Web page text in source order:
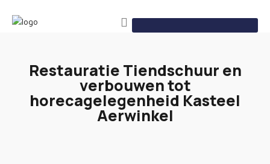
Restauratie Tiendschuur en
verbouwen tot
horecagelegenheid Kasteel
Aerwinkel